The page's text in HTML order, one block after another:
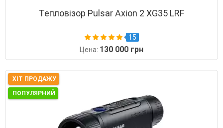
Тепловізор Pulsar Axion 2 XG35 LRF
15
Цена: 130 000 грн
ХІТ ПРОДАЖУ
ПОПУЛЯРНИЙ